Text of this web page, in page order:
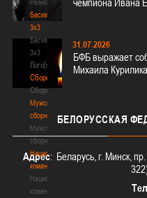
Разное
Баскетбол
3х3
Баскетбол
3х3
Лого[modid=121]
Сборные
Сборные
Мужские
сборные
Мужские
сборные
Национальная
команда
Национальная
команда
31.07.2026
БФБ выражает
Михаила Курилика
БЕЛОРУССКАЯ
Адрес: Беларусь, г. Минск,